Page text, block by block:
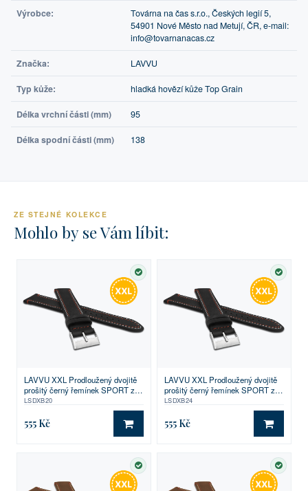
Výrobce:
Továrna na čas s.r.o., Českých legií 5,
54901 Nové Město nad Metují, ČR, e-mail:
info@tovarnanacas.cz
Značka: LAVVU
Typ kůže: hladká hovězí kůže Top Grain
Délka vrchní části (mm) 95
Délka spodní části (mm) 138
ZE STEJNÉ KOLEKCE
Mohlo by se Vám líbit:
SKLADEM
LAVVU XXL Prodloužený dvojitě
prošitý černý řemínek SPORT z
luxusní kůže Top Grain - 20 XXL
LSDXB20
555 Kč DO KOŠÍKU
LAVVU XXL Prodloužený dvojitě
prošitý černý řemínek SPORT z
luxusní kůže Top Grain - 24 XXL
LSDXB24
555 Kč DO
SKLADEM